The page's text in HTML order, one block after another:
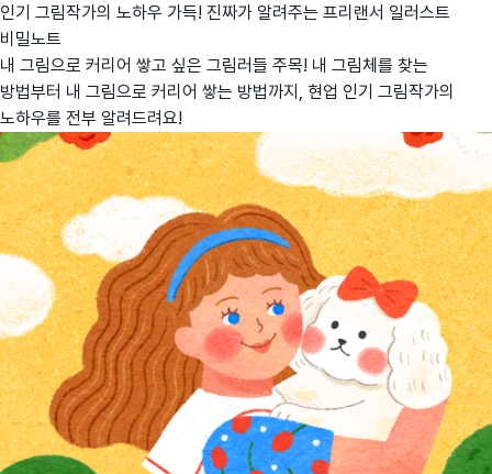
인기 그림작가의 노하우 가득! 진짜가 알려주는 프리랜서 일러스트
비밀노트
내 그림으로 커리어 쌓고 싶은 그림러들 주목! 내 그림체를 찾는
방법부터 내 그림으로 커리어 쌓는 방법까지, 현업 인기 그림작가의
노하우를 전부 알려드려요!